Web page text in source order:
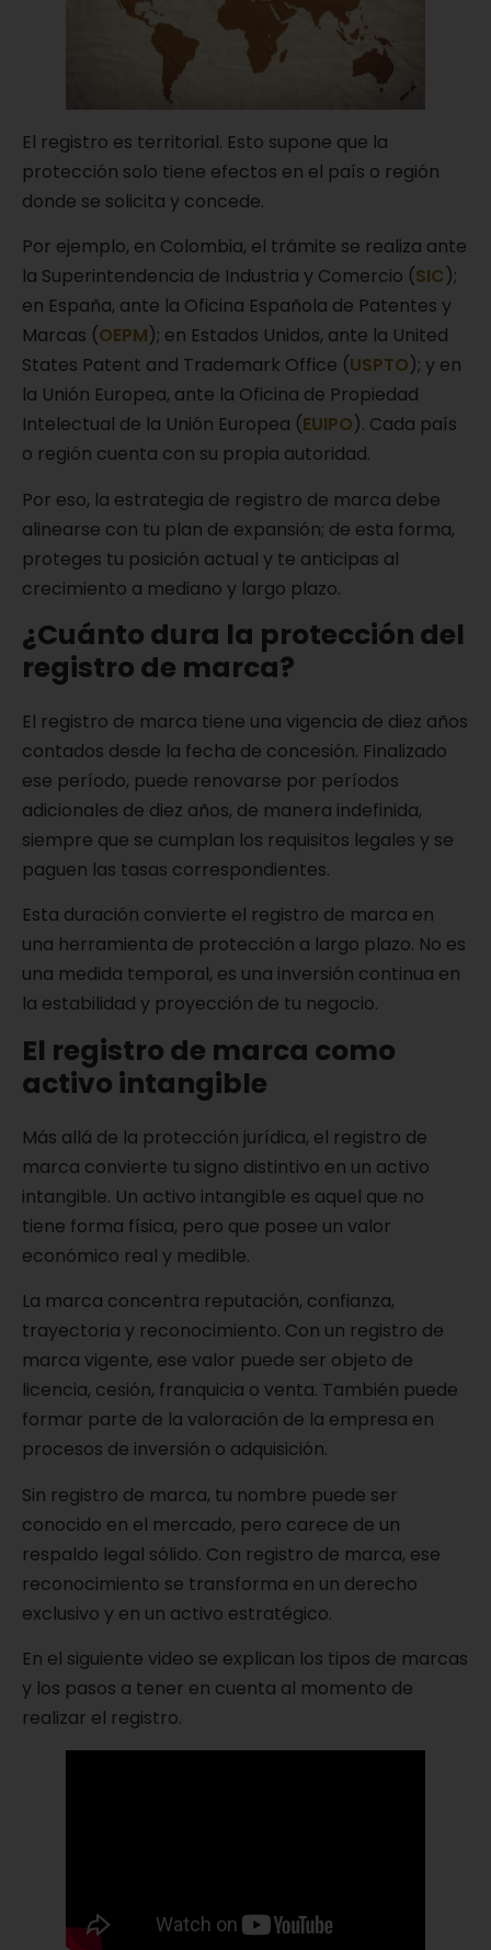
El registro es territorial. Esto supone que la
protección solo tiene efectos en el país o región
donde se solicita y concede.
Por ejemplo, en Colombia, el trámite se realiza ante
la Superintendencia de Industria y Comercio (SIC);
en España, ante la Oficina Española de Patentes y
Marcas (OEPM); en Estados Unidos, ante la United
States Patent and Trademark Office (USPTO); y en
la Unión Europea, ante la Oficina de Propiedad
Intelectual de la Unión Europea (EUIPO). Cada país
o región cuenta con su propia autoridad.
Por eso, la estrategia de registro de marca debe
alinearse con tu plan de expansión; de esta forma,
proteges tu posición actual y te anticipas al
crecimiento a mediano y largo plazo.
¿Cuánto dura la protección del
registro de marca?
El registro de marca tiene una vigencia de diez años
contados desde la fecha de concesión. Finalizado
ese período, puede renovarse por períodos
adicionales de diez años, de manera indefinida,
siempre que se cumplan los requisitos legales y se
paguen las tasas correspondientes.
Esta duración convierte el registro de marca en
una herramienta de protección a largo plazo. No es
una medida temporal, es una inversión continua en
la estabilidad y proyección de tu negocio.
El registro de marca como
activo intangible
Más allá de la protección jurídica, el registro de
marca convierte tu signo distintivo en un activo
intangible. Un activo intangible es aquel que no
tiene forma física, pero que posee un valor
económico real y medible.
La marca concentra reputación, confianza,
trayectoria y reconocimiento. Con un registro de
marca vigente, ese valor puede ser objeto de
licencia, cesión, franquicia o venta. También puede
formar parte de la valoración de la empresa en
procesos de inversión o adquisición.
Sin registro de marca, tu nombre puede ser
conocido en el mercado, pero carece de un
respaldo legal sólido. Con registro de marca, ese
reconocimiento se transforma en un derecho
exclusivo y en un activo estratégico.
En el siguiente video se explican los tipos de marcas
y los pasos a tener en cuenta al momento de
realizar el registro.